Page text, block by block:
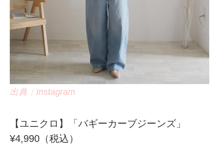
出典：Instagram
【ユニクロ】「バギーカーブジーンズ」
¥4,990（税込）